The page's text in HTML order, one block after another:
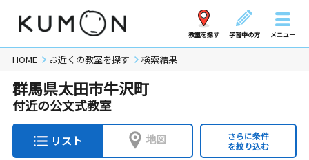
教室を探す 学習中の方 メニュー
HOME お近くの教室を探す 検索結果
群馬県太田市牛沢町
付近の公文式教室
リスト 地図
さらに条件
を絞り込む